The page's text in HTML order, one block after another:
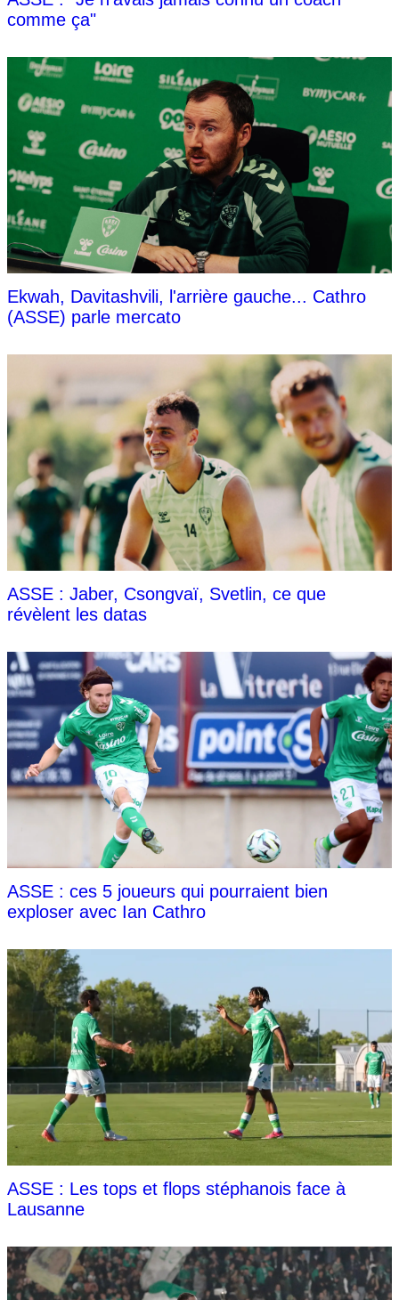
comme ça"
Ekwah, Davitashvili, l'arrière gauche... Cathro
(ASSE) parle mercato
ASSE : Jaber, Csongvaï, Svetlin, ce que
révèlent les datas
ASSE : ces 5 joueurs qui pourraient bien
exploser avec Ian Cathro
ASSE : Les tops et flops stéphanois face à
Lausanne